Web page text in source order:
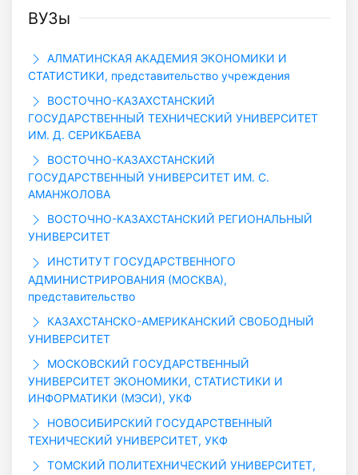
ВУЗы
АЛМАТИНСКАЯ АКАДЕМИЯ ЭКОНОМИКИ И
СТАТИСТИКИ, представительство учреждения
ВОСТОЧНО-КАЗАХСТАНСКИЙ
ГОСУДАРСТВЕННЫЙ ТЕХНИЧЕСКИЙ УНИВЕРСИТЕТ
ИМ. Д. СЕРИКБАЕВА
ВОСТОЧНО-КАЗАХСТАНСКИЙ
ГОСУДАРСТВЕННЫЙ УНИВЕРСИТЕТ ИМ. С.
АМАНЖОЛОВА
ВОСТОЧНО-КАЗАХСТАНСКИЙ РЕГИОНАЛЬНЫЙ
УНИВЕРСИТЕТ
ИНСТИТУТ ГОСУДАРСТВЕННОГО
АДМИНИСТРИРОВАНИЯ (МОСКВА),
представительство
КАЗАХСТАНСКО-АМЕРИКАНСКИЙ СВОБОДНЫЙ
УНИВЕРСИТЕТ
МОСКОВСКИЙ ГОСУДАРСТВЕННЫЙ
УНИВЕРСИТЕТ ЭКОНОМИКИ, СТАТИСТИКИ И
ИНФОРМАТИКИ (МЭСИ), УКФ
НОВОСИБИРСКИЙ ГОСУДАРСТВЕННЫЙ
ТЕХНИЧЕСКИЙ УНИВЕРСИТЕТ, УКФ
ТОМСКИЙ ПОЛИТЕХНИЧЕСКИЙ УНИВЕРСИТЕТ,